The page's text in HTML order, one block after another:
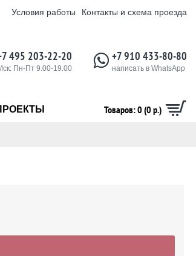
Условия работы Контакты и схема проезда
495 203-22-20
Пн-Пт 9.00-19.00
+7 910 433-80-80
написать в WhatsApp
Товаров: 0 (0 р.)